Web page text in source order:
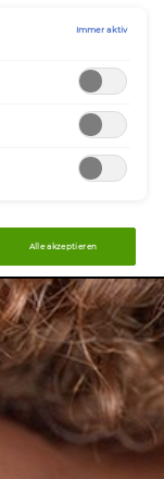
Immer aktiv
Alle akzeptieren